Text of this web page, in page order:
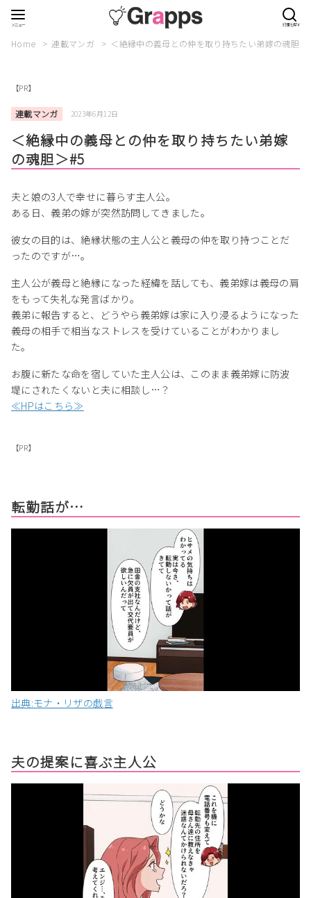
Home 連載マンガ ＜絶縁中の義母との仲を取り持ちたい弟嫁の魂胆＞
【PR】
連載マンガ 2023年6月12日
＜絶縁中の義母との仲を取り持ちたい弟嫁
の魂胆＞#5
夫と娘の3人で幸せに暮らす主人公。
ある日、義弟の嫁が突然訪問してきました。
彼女の目的は、絶縁状態の主人公と義母の仲を取り持つことだ
ったのですが…。
主人公が義母と絶縁になった経緯を話しても、義弟嫁は義母の肩
をもって失礼な発言ばかり。
義弟に報告すると、どうやら義弟嫁は家に入り浸るようになった
義母の相手で相当なストレスを受けていることがわかりまし
た。
お腹に新たな命を宿していた主人公は、このまま義弟嫁に防波
堤にされたくないと夫に相談し…？
≪HPはこちら≫
【PR】
転勤話が…
出典:モナ・リザの戯言
夫の提案に喜ぶ主人公